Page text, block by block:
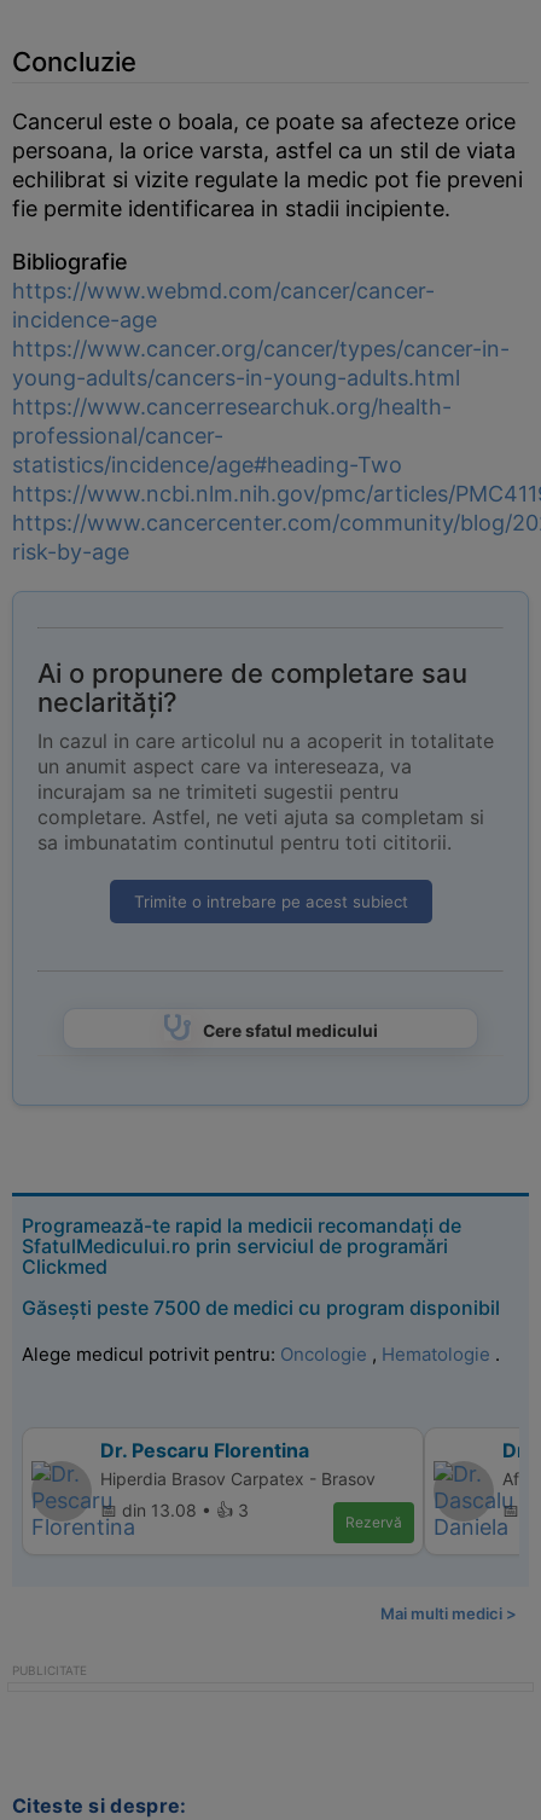
Concluzie
Cancerul este o boala, ce poate sa afecteze orice
persoana, la orice varsta, astfel ca un stil de viata
echilibrat si vizite regulate la medic pot fie preveni
fie permite identificarea in stadii incipiente.
Bibliografie
https://www.webmd.com/cancer/cancer-
incidence-age
https://www.cancer.org/cancer/types/cancer-in-
young-adults/cancers-in-young-adults.html
https://www.cancerresearchuk.org/health-
professional/cancer-
statistics/incidence/age#heading-Two
https://www.ncbi.nlm.nih.gov/pmc/articles/
https://www.cancercenter.com/community/blog/
risk-by-age
Ai o propunere de completare sau
neclarități?
In cazul in care articolul nu a acoperit in totalitate
un anumit aspect care va intereseaza, va
incurajam sa ne trimiteti sugestii pentru
completare. Astfel, ne veti ajuta sa completam si
sa imbunatatim continutul pentru toti cititorii.
Trimite o intrebare pe acest subiect
Cere sfatul medicului
Programează-te rapid la medicii recomandați de
SfatulMedicului.ro prin serviciul de programări
Clickmed
Găsești peste 7500 de medici cu program disponibil
Alege medicul potrivit pentru: Oncologie , Hematologie .
Dr. Pescaru Florentina
Hiperdia Brasov Carpatex - Brasov
📅 din 13.08 • 👍 3
Rezervă
Dr.
📅
Mai multi medici >
Citeste si despre: